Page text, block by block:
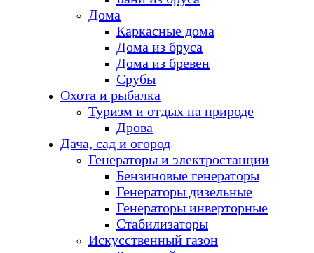
Дома
Каркасные дома
Дома из бруса
Дома из бревен
Срубы
Охота и рыбалка
Туризм и отдых на природе
Дрова
Дача, сад и огород
Генераторы и электростанции
Бензиновые генераторы
Генераторы дизельные
Генераторы инверторные
Стабилизаторы
Искусственный газон